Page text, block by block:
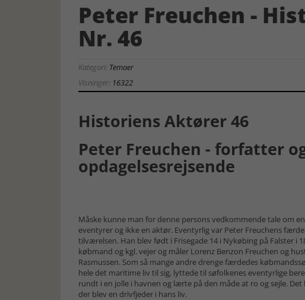
Peter Freuchen -
Nr. 46
Kategori: Temaer
Visninger: 16322
Historiens Aktører 46
Peter Freuchen - forfatter
opdagelsesrejsende
Måske kunne man for denne persons vedkommende tale om
eventyrer og ikke en aktør. Eventyrlig var Peter Freuchens
tilværelsen. Han blev født i Frisegade 14 i Nykøbing på Falster i
købmand og kgl. vejer og måler Lorenz Benzon Freuchen og
Rasmussen. Som så mange andre drenge færdedes
hele det maritime liv til sig, lyttede til søfolkenes eventyrlige
rundt i en jolle i havnen og lærte på den måde at ro og sejle.
der blev en drivfjeder i hans liv.